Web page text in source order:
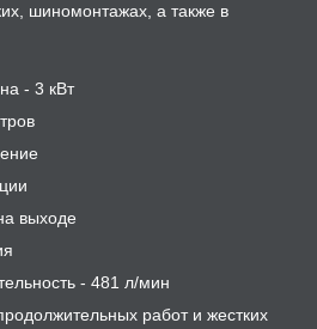
шиномонтажах, а также в
- 3 кВт
выходе
- 481 л/мин
работ и жестких